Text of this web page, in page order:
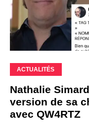
ACTUALITÉS
Nathalie
version de sa
avec QW4RTZ